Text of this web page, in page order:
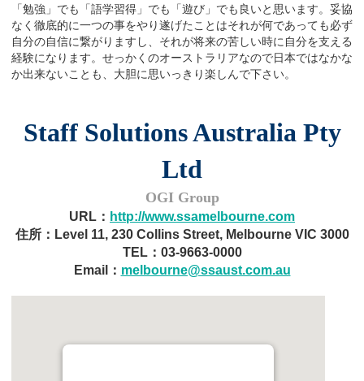
「勉強」でも「語学習得」でも「遊び」でも良いと思います。妥協
なく徹底的に一つの事をやり遂げたことはそれが何であっても必ず
自分の自信に繋がりますし、それが将来の苦しい時に自分を支える
経験になります。せっかくのオーストラリアなので日本ではなかな
か出来ないことも、大胆に思いっきり楽しんで下さい。
Staff Solutions Australia Pty
Ltd
OGI Group
URL： http://www.ssamelbourne.com
住所：Level 11, 230 Collins Street, Melbourne VIC 3000
TEL：03-9663-0000
Email： melbourne@ssaust.com.au